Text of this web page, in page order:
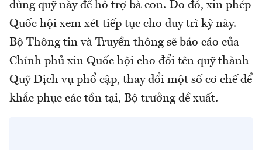
dùng quỹ này để hỗ trợ bà con. Do đó, xin phép
Quốc hội xem xét tiếp tục cho duy trì kỳ này.
Bộ Thông tin và Truyền thông sẽ báo cáo của
Chính phủ xin Quốc hội cho đổi tên quỹ thành
Quỹ Dịch vụ phổ cập, thay đổi một số cơ chế để
khắc phục các tồn tại, Bộ trưởng đề xuất.